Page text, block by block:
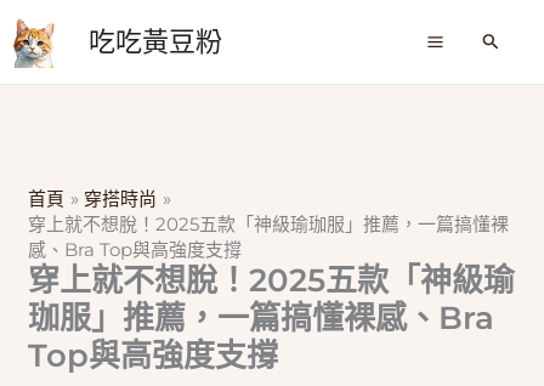
至
主
吃吃黃豆粉
搜
首頁
穿搭時尚
穿上就不想脫！2025五款「神級瑜珈服」推薦，一篇搞懂裸
感、Bra Top與高強度支撐
穿上就不想脫！2025五款「神級瑜
珈服」推薦，一篇搞懂裸感、Bra
Top與高強度支撐